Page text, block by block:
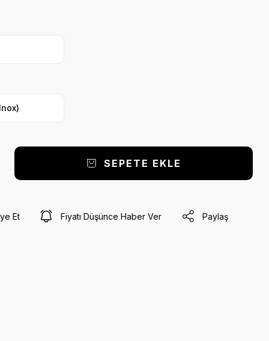
SEPETE EKLE
Et Fiyatı Düşünce Haber Ver Paylaş